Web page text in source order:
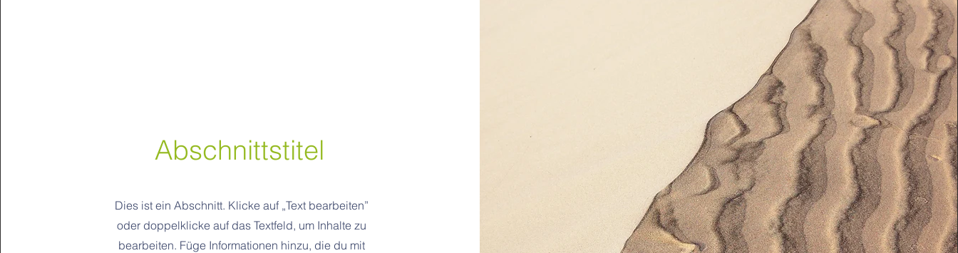
Abschnittstitel
Dies ist ein Abschnitt. Klicke auf „Text bearbeiten”
oder doppelklicke auf das Textfeld, um Inhalte zu
bearbeiten. Füge Informationen hinzu, die du mit